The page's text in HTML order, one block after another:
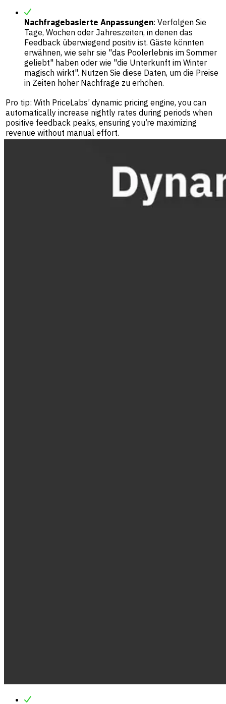
Nachfragebasierte Anpassungen: Verfolgen Sie
Tage, Wochen oder Jahreszeiten, in denen das
Feedback überwiegend positiv ist. Gäste könnten
erwähnen, wie sehr sie "das Poolerlebnis im Sommer
geliebt" haben oder wie "die Unterkunft im Winter
magisch wirkt". Nutzen Sie diese Daten, um die Preise
in Zeiten hoher Nachfrage zu erhöhen.
Pro tip: With PriceLabs’ dynamic pricing engine, you can
automatically increase nightly rates during periods when
positive feedback peaks, ensuring you’re maximizing
revenue without manual effort.